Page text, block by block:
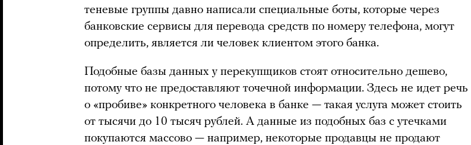
теневые группы давно написали специальные боты, которые через
банковские сервисы для перевода средств по номеру телефона, могут
определить, является ли человек клиентом этого банка.
Подобные базы данных у перекупщиков стоят относительно дешево,
потому что не предоставляют точечной информации. Здесь не идет речь
о «пробиве» конкретного человека в банке — такая услуга может стоить
от тысячи до 10 тысяч рублей. А данные из подобных баз с утечками
покупаются массово — например, некоторые продавцы не продают